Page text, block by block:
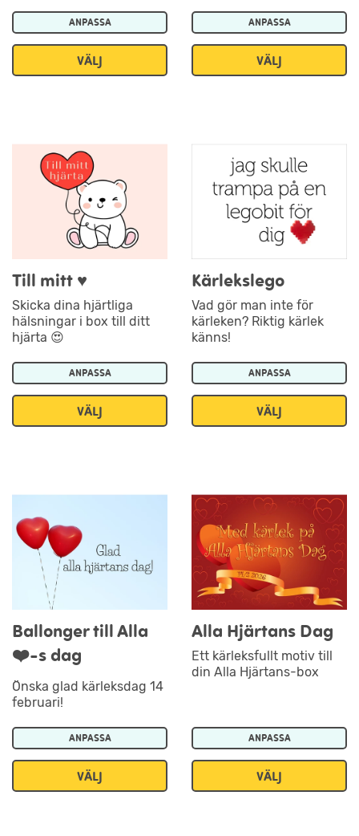
ANPASSA
VÄLJ
ANPASSA
VÄLJ
Till mitt ♥
Skicka dina hjärtliga
hälsningar i box till ditt
hjärta 😍
ANPASSA
VÄLJ
Kärlekslego
Vad gör man inte för
kärleken? Riktig kärlek
känns!
ANPASSA
VÄLJ
Ballonger till Alla
❤️-s dag
Önska glad kärleksdag 14
februari!
ANPASSA
VÄLJ
Alla Hjärtans Dag
Ett kärleksfullt motiv till
din Alla Hjärtans-box
ANPASSA
VÄLJ